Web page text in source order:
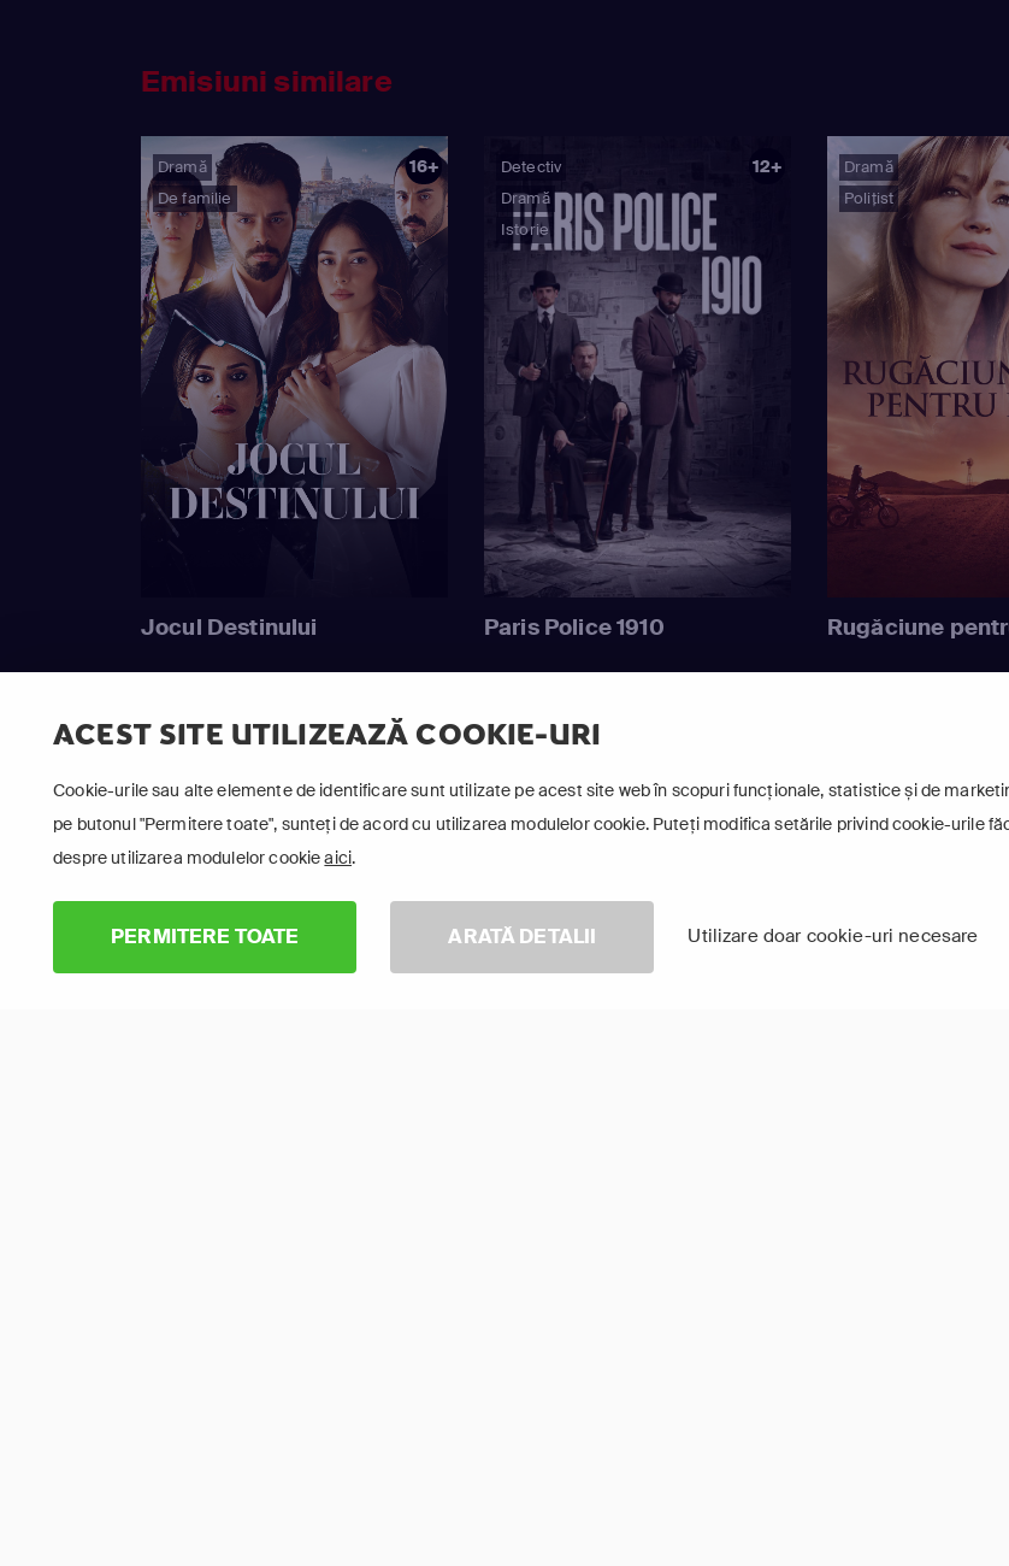
ACEST SITE UTILIZEAZĂ COOKIE-URI
Cookie-urile sau alte elemente de identificare sunt utilizate pe acest site web în scopuri funcționale, statistice și de
pe butonul "Permitere toate", sunteți de acord cu utilizarea modulelor cookie. Puteți modifica setările privind cookie-urile
despre utilizarea modulelor cookieaici.
PERMITERE TOATE ARATĂ DETALII Utilizare doar cookie-uri necesare
Emisiuni similare
Dramă
De familie
16+
Jocul Destinului
Detectiv
Dramă
Istorie
12+
Paris Police 1910
Dramă
Polițist
Rugăciune
TV Online în aplicația